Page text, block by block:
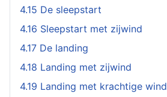
4.15 De sleepstart
4.16 Sleepstart met zijwind
4.17 De landing
4.18 Landing met zijwind
4.19 Landing met krachtige wind